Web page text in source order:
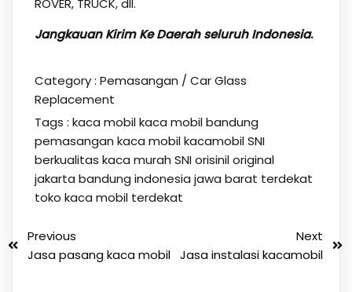
Jangkauan Kirim Ke Daerah seluruh Indonesia.
Category : Pemasangan / Car Glass
Replacement
Tags : kaca mobilkaca mobil bandung
pemasangan kaca mobil kacamobil SNI
berkualitas kaca murah SNI orisinil original
jakarta bandung indonesia jawa barat terdekat
toko kaca mobil terdekat
Previous
Jasa pasang kaca mobil
Next
Jasa instalasi kacamobil